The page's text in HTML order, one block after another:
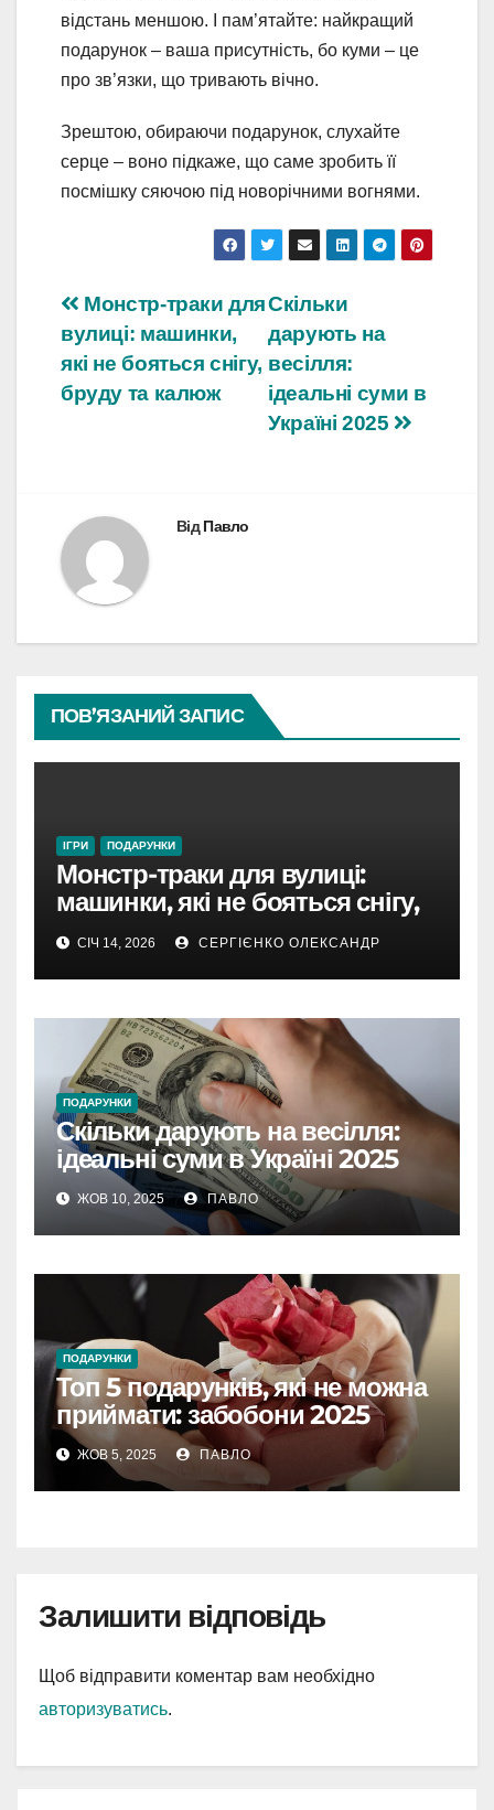
відстань меншою. І пам’ятайте: найкращий
подарунок – ваша присутність, бо куми – це
про зв’язки, що тривають вічно.
Зрештою, обираючи подарунок, слухайте
серце – воно підкаже, що саме зробить її
посмішку сяючою під новорічними вогнями.
Навігація
записів
Скільки
дарують на
весілля:
ідеальні суми в
Україні 2025
Монстр-траки для
вулиці: машинки,
які не бояться снігу,
бруду та калюж
ВідПавло
ПОВ’ЯЗАНИЙ ЗАПИС
ІГРИ ПОДАРУНКИ
Монстр-траки для вулиці:
машинки, які не бояться снігу,
бруду та калюж
СІЧ 14, 2026 СЕРГІЄНКО ОЛЕКСАНДР
ПОДАРУНКИ
Скільки дарують на весілля:
ідеальні суми в Україні 2025
ЖОВ 10, 2025 ПАВЛО
ПОДАРУНКИ
Топ 5 подарунків, які не можна
приймати: забобони 2025
ЖОВ 5, 2025 ПАВЛО
Залишити відповідь
Щоб відправити коментар вам необхідно
авторизуватись.